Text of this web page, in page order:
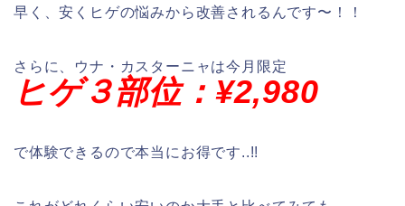
早く、安くヒゲの悩みから改善されるんです〜！！
さらに、ウナ・カスターニャは今月限定
ヒゲ３部位： ¥2,980
で体験できるので本当にお得です..!!